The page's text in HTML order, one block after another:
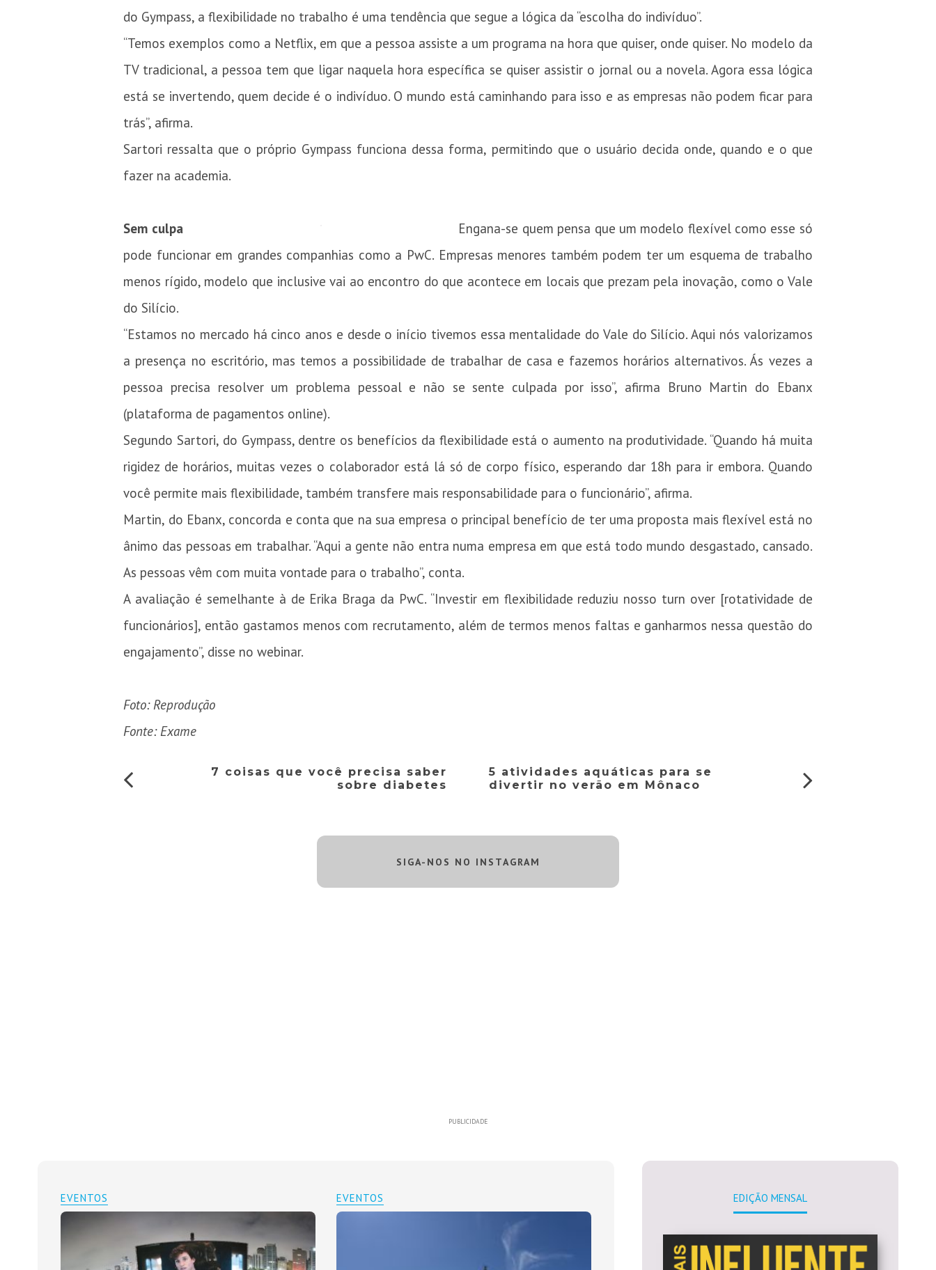
do Gympass, a flexibilidade no trabalho é uma tendência que segue a lógica da “escolha do indivíduo”.
“Temos exemplos como a Netflix, em que a pessoa assiste a um programa na hora que quiser, onde quiser. No modelo da
TV tradicional, a pessoa tem que ligar naquela hora específica se quiser assistir o jornal ou a novela. Agora essa lógica
está se invertendo, quem decide é o indivíduo. O mundo está caminhando para isso e as empresas não podem ficar para
trás”, afirma.
Sartori ressalta que o próprio Gympass funciona dessa forma, permitindo que o usuário decida onde, quando e o que
fazer na academia.
Sem culpa
Engana-se quem pensa que um modelo flexível como esse só
pode funcionar em grandes companhias como a PwC. Empresas menores também podem ter um esquema de trabalho
menos rígido, modelo que inclusive vai ao encontro do que acontece em locais que prezam pela inovação, como o Vale
do Silício.
“Estamos no mercado há cinco anos e desde o início tivemos essa mentalidade do Vale do Silício. Aqui nós valorizamos
a presença no escritório, mas temos a possibilidade de trabalhar de casa e fazemos horários alternativos. Ás vezes a
pessoa precisa resolver um problema pessoal e não se sente culpada por isso”, afirma Bruno Martin do Ebanx
(plataforma de pagamentos online).
Segundo Sartori, do Gympass, dentre os benefícios da flexibilidade está o aumento na produtividade. “Quando há muita
rigidez de horários, muitas vezes o colaborador está lá só de corpo físico, esperando dar 18h para ir embora. Quando
você permite mais flexibilidade, também transfere mais responsabilidade para o funcionário”, afirma.
Martin, do Ebanx, concorda e conta que na sua empresa o principal benefício de ter uma proposta mais flexível está no
ânimo das pessoas em trabalhar. “Aqui a gente não entra numa empresa em que está todo mundo desgastado, cansado.
As pessoas vêm com muita vontade para o trabalho”, conta.
A avaliação é semelhante à de Erika Braga da PwC. “Investir em flexibilidade reduziu nosso turn over [rotatividade de
funcionários], então gastamos menos com recrutamento, além de termos menos faltas e ganharmos nessa questão do
engajamento”, disse no webinar.
Foto: Reprodução
Fonte: Exame
7 coisas que você precisa saber
sobre diabetes
5 atividades aquáticas para se
divertir no verão em Mônaco
SIGA-NOS NO INSTAGRAM
PUBLICIDADE
EVENTOS
EVENTOS EDIÇÃO MENSAL